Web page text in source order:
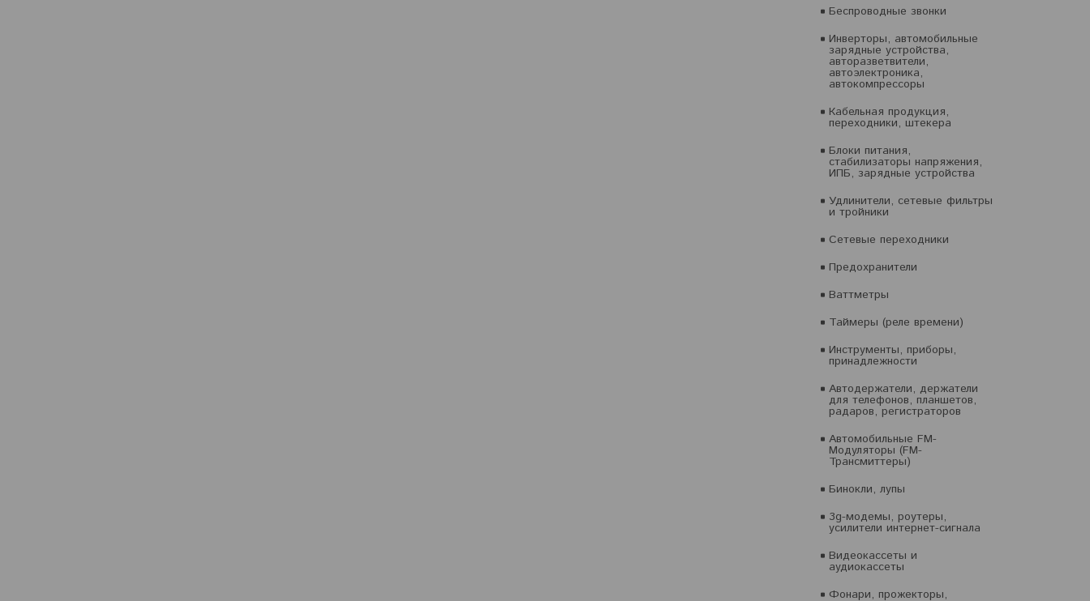
Беспроводные звонки
Инверторы, автомобильные
зарядные устройства,
авторазветвители,
автоэлектроника,
автокомпрессоры
Кабельная продукция,
переходники, штекера
Блоки питания,
стабилизаторы напряжения,
ИПБ, зарядные устройства
Удлинители, сетевые фильтры
и тройники
Сетевые переходники
Предохранители
Ваттметры
Таймеры (реле времени)
Инструменты, приборы,
принадлежности
Автодержатели, держатели
для телефонов, планшетов,
радаров, регистраторов
Автомобильные FM-
Модуляторы (FM-
Трансмиттеры)
Бинокли, лупы
3g-модемы, роутеры,
усилители интернет-сигнала
Видеокассеты и
аудиокассеты
Фонари, прожекторы,